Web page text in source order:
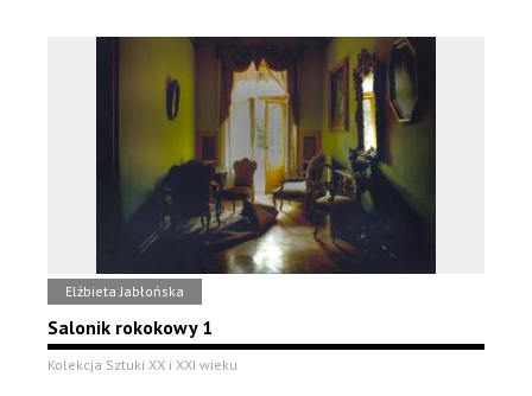
Elżbieta Jabłońska
Salonik rokokowy 1
Kolekcja Sztuki XX i XXI wieku